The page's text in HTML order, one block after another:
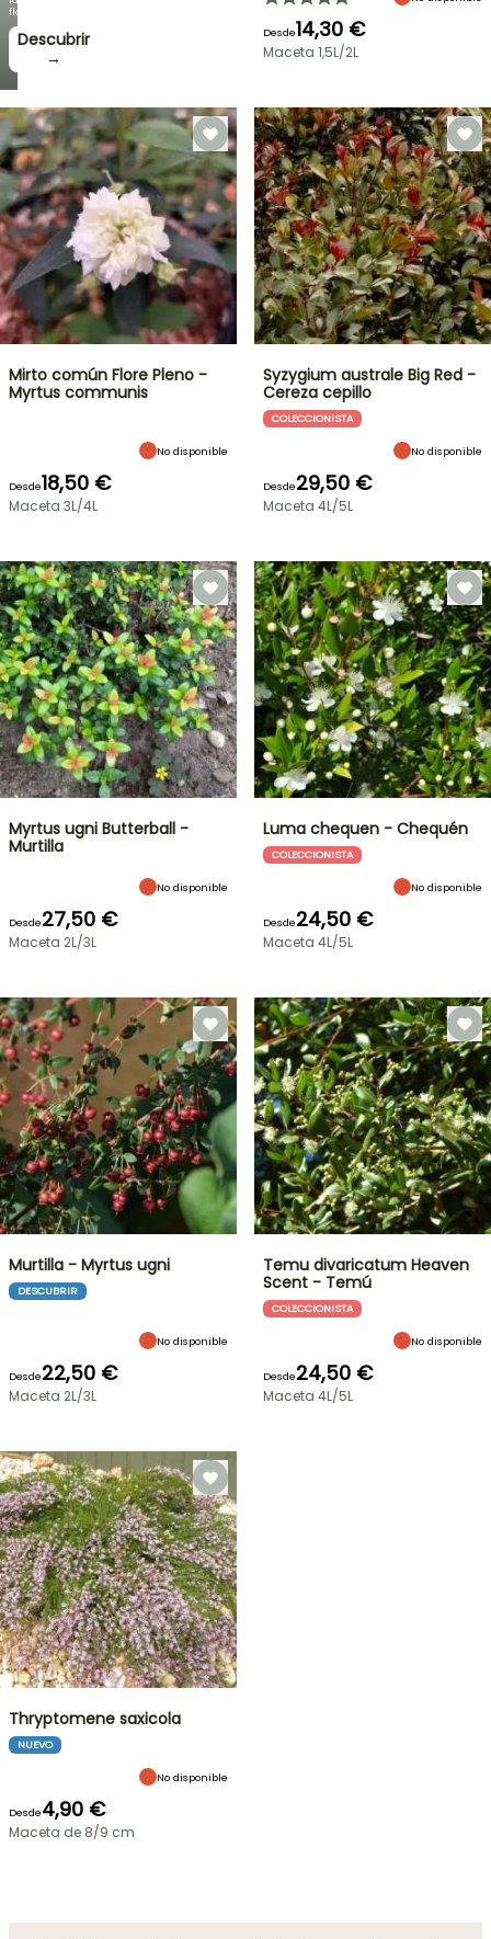
floración!
Descubrir
→
Desde14,30 €
Maceta 1,5L/2L
Mirto común Flore Pleno -
Myrtus communis
No disponible
Desde18,50 €
Maceta 3L/4L
Syzygium australe Big Red -
Cereza cepillo
COLECCIONISTA
No disponible
Desde29,50 €
Maceta 4L/5L
Myrtus ugni Butterball -
Murtilla
No disponible
Desde27,50 €
Maceta 2L/3L
Luma chequen - Chequén
COLECCIONISTA
No disponible
Desde24,50 €
Maceta 4L/5L
Murtilla - Myrtus ugni
DESCUBRIR
No disponible
Desde22,50 €
Maceta 2L/3L
Temu divaricatum Heaven
Scent - Temú
COLECCIONISTA
No disponible
Desde24,50 €
Maceta 4L/5L
Thryptomene saxicola
NUEVO
No disponible
Desde4,90 €
Maceta de 8/9 cm